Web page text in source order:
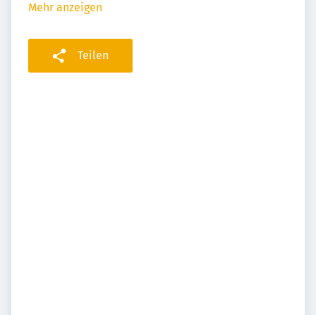
Mehr anzeigen
Teilen